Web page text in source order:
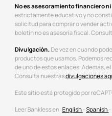
No es asesoramiento financiero
estrictamente educativo y no
solicitud para comprar o vender
boletín no es asesoría fiscal.
Divulgación. De vez en cuando
productos que usamos. Podemos
de uno de estos enlaces. Además,
Consulta nuestrasdivulgaciones
Este sitio está protegido por
Leer Bankless en:English-Spanish-